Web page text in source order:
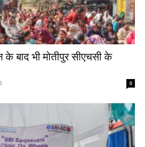
बाद भी मोतीपुर सीएचसी के
0